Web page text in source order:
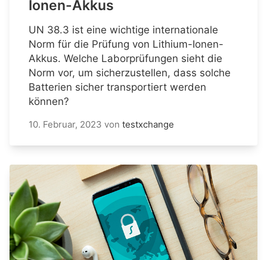
Ionen-Akkus
UN 38.3 ist eine wichtige internationale
Norm für die Prüfung von Lithium-Ionen-
Akkus. Welche Laborprüfungen sieht die
Norm vor, um sicherzustellen, dass solche
Batterien sicher transportiert werden
können?
10. Februar, 2023 von testxchange